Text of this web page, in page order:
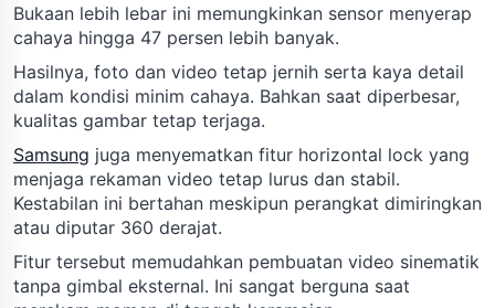
Bukaan lebih lebar ini memungkinkan sensor menyerap
cahaya hingga 47 persen lebih banyak.
Hasilnya, foto dan video tetap jernih serta kaya detail
dalam kondisi minim cahaya. Bahkan saat diperbesar,
kualitas gambar tetap terjaga.
Samsung juga menyematkan fitur horizontal lock yang
menjaga rekaman video tetap lurus dan stabil.
Kestabilan ini bertahan meskipun perangkat dimiringkan
atau diputar 360 derajat.
Fitur tersebut memudahkan pembuatan video sinematik
tanpa gimbal eksternal. Ini sangat berguna saat